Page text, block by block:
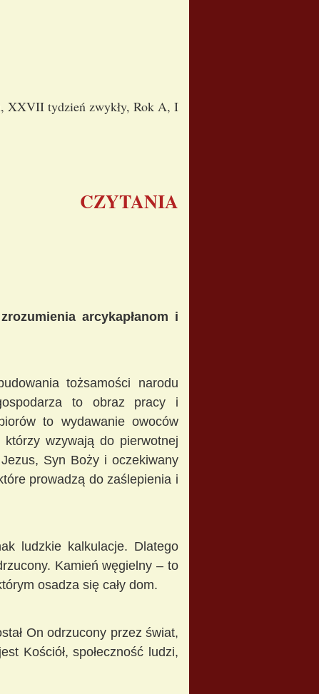
XXVII tydzień zwykły, Rok A, I
CZYTANIA
arcykapłanom i
tożsamości narodu
to obraz pracy i
to wydawanie owoców
wzywają do pierwotnej
Syn Boży i oczekiwany
prowadzą do zaślepienia i
ludzkie kalkulacje. Dlatego
Kamień węgielny – to
osadza się cały dom.
On odrzucony przez świat,
Kościół, społeczność ludzi,